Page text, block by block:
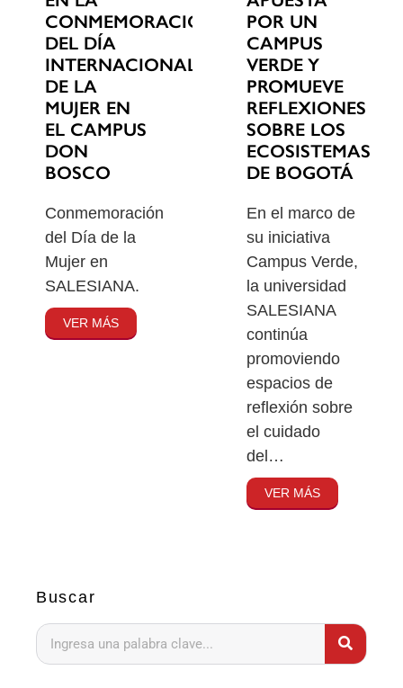
Buscar
CONMEMORACIÓN
DEL DÍA
INTERNACIONAL
DE LA
MUJER EN
EL CAMPUS
DON
BOSCO
Conmemoración
del Día de la
Mujer en
SALESIANA.
VER MÁS
POR UN
CAMPUS
VERDE Y
PROMUEVE
REFLEXIONES
SOBRE LOS
ECOSISTEMAS
DE BOGOTÁ
En el marco de
su iniciativa
Campus Verde,
la universidad
SALESIANA
continúa
promoviendo
espacios de
reflexión sobre
el cuidado
del…
VER MÁS